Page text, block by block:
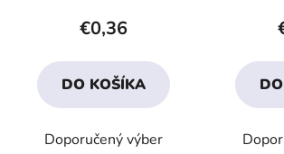
produktu
je
4,2
z
hviezdičiek.
€0,36
DO KOŠÍKA
Doporučený výber